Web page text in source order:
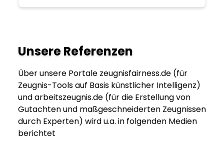
Unsere Referenzen
Über unsere Portale zeugnisfairness.de (für
Zeugnis-Tools auf Basis künstlicher Intelligenz)
und arbeitszeugnis.de (für die Erstellung von
Gutachten und maßgeschneiderten Zeugnissen
durch Experten) wird u.a. in folgenden Medien
berichtet